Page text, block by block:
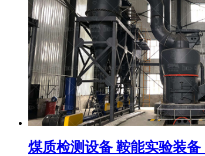
煤质检测设备 鞍能实验装备